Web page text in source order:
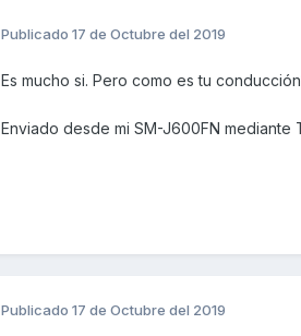
Publicado 17 de Octubre del 2019
Es mucho si. Pero como es tu
Enviado desde mi SM-J600FN mediante
Publicado 17 de Octubre del 2019